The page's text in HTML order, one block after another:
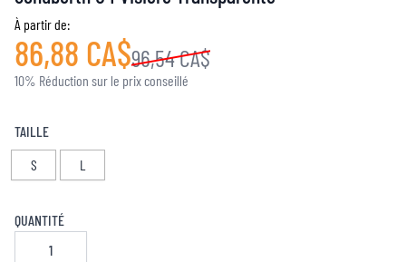
À partir de:
86,88 CA$96,54 CA$
10% Réduction sur le prix conseillé
TAILLE
S
L
QUANTITÉ